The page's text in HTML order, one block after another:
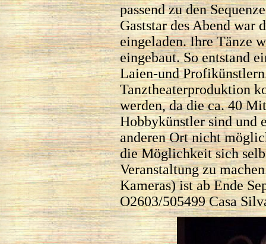
passend zu den
Gaststar des Abend war
eingeladen. Ihre Tänze
eingebaut. So entstand
Laien-und
Tanztheaterproduktion
werden, da die ca. 40
Hobbykünstler sind und
anderen Ort nicht
die Möglichkeit sich
Veranstaltung zu
Kameras) ist ab Ende
O2603/505499 Casa